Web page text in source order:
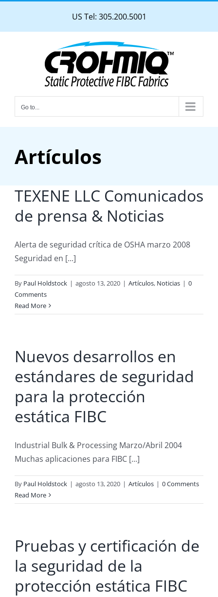
content
US Tel: 305.200.5001
Go to...
Artículos
TEXENE LLC Comunicados
de prensa & Noticias
Alerta de seguridad crítica de OSHA marzo 2008
Seguridad en [...]
By Paul Holdstock | agosto 13, 2020 | Artículos, Noticias | 0
Comments
Read More
Nuevos desarrollos en
estándares de seguridad
para la protección
estática FIBC
Industrial Bulk & Processing Marzo/Abril 2004
Muchas aplicaciones para FIBC [...]
By Paul Holdstock | agosto 13, 2020 | Artículos | 0 Comments
Read More
Pruebas y certificación de
la seguridad de la
protección estática FIBC